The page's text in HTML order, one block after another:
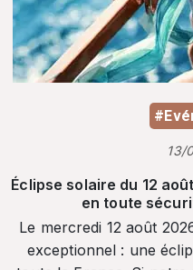
13/
Éclipse solaire du 12
en toute
Le mercredi 12 août
exceptionnel : une